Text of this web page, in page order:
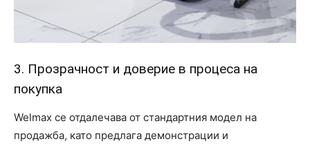
3. Прозрачност и доверие в процеса на
покупка
Welmax се отдалечава от стандартния модел на
продажба, като предлага демонстрации и